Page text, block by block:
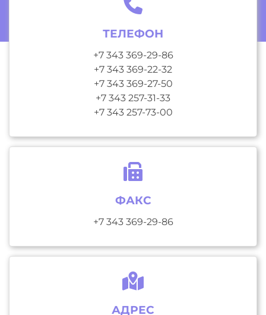
ТЕЛЕФОН
+7 343 369-29-86
+7 343 369-22-32
+7 343 369-27-50
+7 343 257-31-33
+7 343 257-73-00
ФАКС
+7 343 369-29-86
АДРЕС